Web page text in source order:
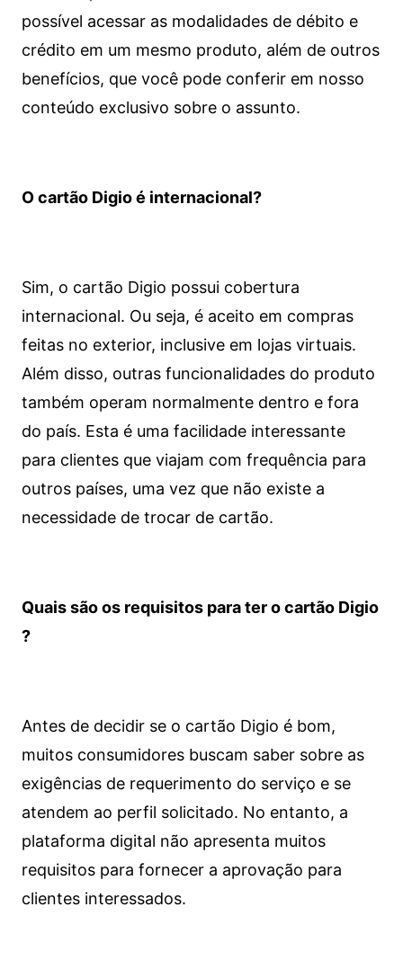
possível acessar as modalidades de débito e
crédito em um mesmo produto, além de outros
benefícios, que você pode conferir em nosso
conteúdo exclusivo sobre o assunto.
O cartão Digio é internacional?
Sim, o cartão Digio possui cobertura
internacional. Ou seja, é aceito em compras
feitas no exterior, inclusive em lojas virtuais.
Além disso, outras funcionalidades do produto
também operam normalmente dentro e fora
do país. Esta é uma facilidade interessante
para clientes que viajam com frequência para
outros países, uma vez que não existe a
necessidade de trocar de cartão.
Quais são os requisitos para ter o cartão Digio
?
Antes de decidir se o cartão Digio é bom,
muitos consumidores buscam saber sobre as
exigências de requerimento do serviço e se
atendem ao perfil solicitado. No entanto, a
plataforma digital não apresenta muitos
requisitos para fornecer a aprovação para
clientes interessados.